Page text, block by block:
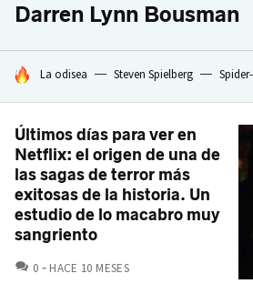
Darren Lynn Bousman
HOY SE HABLA DE
La odisea Steven Spielberg
Últimos días para ver en
Netflix: el origen de una de
las sagas de terror más
exitosas de la historia. Un
estudio de lo macabro muy
sangriento
0 COMENTARIOS
HACE 10 MESES